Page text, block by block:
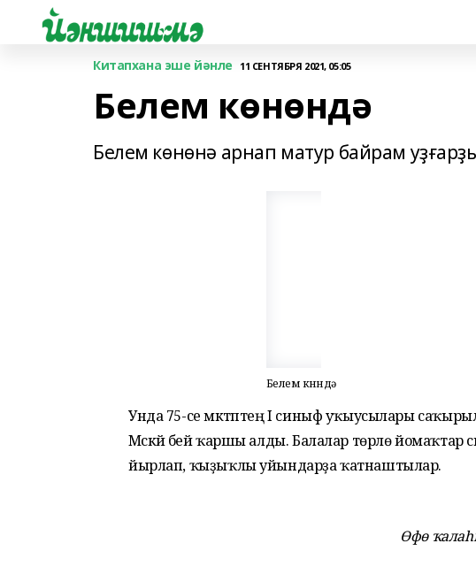
Китапхана эше йәнле 11 СЕНТЯБРЯ 2021, 05:05
Белем көнөндә
Белем көнөнә арнап матур байрам
Белем көнөндә
Унда 75-се мәктәптең I cиныф уҡыусылары
Мәскәй әбей ҡаршы алды. Балалар төрлө йомаҡтар
йырлап, ҡыҙыҡлы уйындарҙа ҡатнаштылар.
Өфө